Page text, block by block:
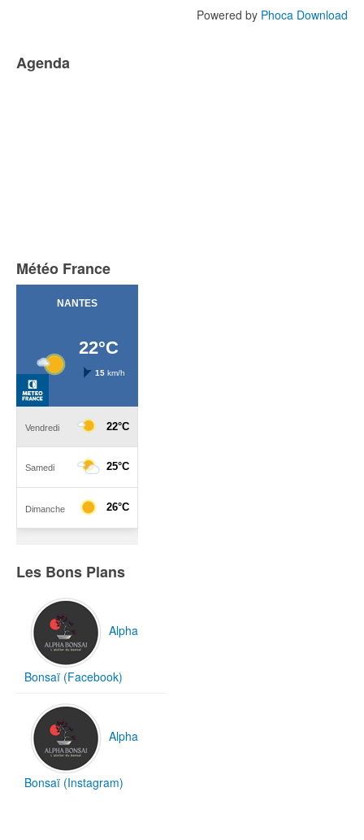
Powered by Phoca Download
Agenda
Météo France
Les Bons Plans
Alpha
Bonsaï (Facebook)
Alpha
Bonsaï (Instagram)